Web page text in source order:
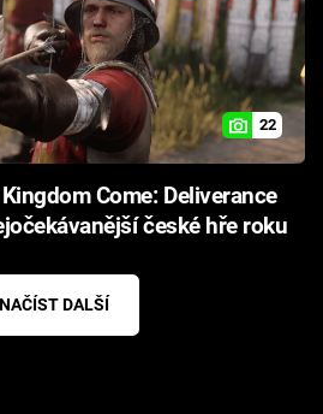
22
Come: Deliverance
české hře roku
NAČÍST DALŠÍ